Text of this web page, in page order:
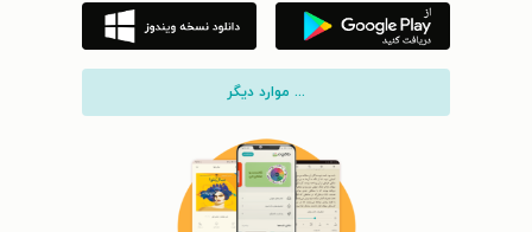
... موارد دیگر